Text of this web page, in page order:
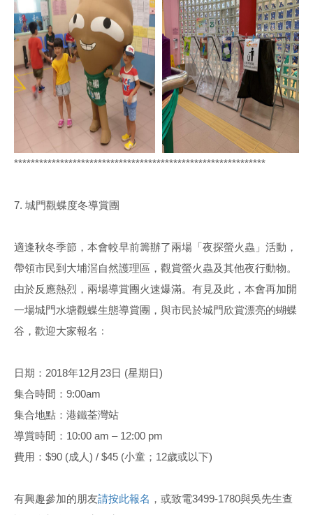
************************************************************
7. 城門觀蝶度冬導賞團
適逢秋冬季節，本會較早前籌辦了兩場「夜探螢火蟲」活動，
帶領市民到大埔滘自然護理區，觀賞螢火蟲及其他夜行動物。
由於反應熱烈，兩場導賞團火速爆滿。有見及此，本會再加開
一場城門水塘觀蝶生態導賞團，與市民於城門欣賞漂亮的蝴蝶
谷，歡迎大家報名﹕
日期：2018年12月23日 (星期日)
集合時間：9:00am
集合地點：港鐵荃灣站
導賞時間：10:00 am – 12:00 pm
費用：$90 (成人) / $45 (小童；12歲或以下)
有興趣參加的朋友請按此報名 ，或致電3499-1780與吳先生查